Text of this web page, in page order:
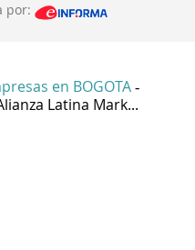
por:
en BOGOTA -
Latina Mark...